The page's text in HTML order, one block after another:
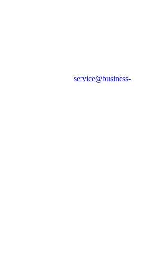
service@business-